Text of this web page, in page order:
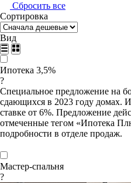
Сбросить все
Сортировка
Вид
Ипотека 3,5%
?
Специальное предложение на
сдающихся в 2023 году домах.
ставке от 6%. Предложение
отмеченные тегом «Ипотека
подробности в отделе продаж.
Мастер-спальня
?